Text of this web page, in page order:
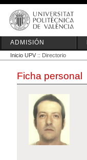
ADMISIÓN
Inicio UPV :: Directorio
Ficha personal